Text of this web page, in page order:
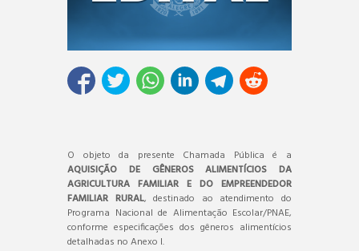
O objeto da presente Chamada Pública é a
AQUISIÇÃO DE GÊNEROS ALIMENTÍCIOS DA
AGRICULTURA FAMILIAR E DO EMPREENDEDOR
FAMILIAR RURAL, destinado ao atendimento do
Programa Nacional de Alimentação Escolar/PNAE,
conforme especificações dos gêneros alimentícios
detalhadas no Anexo I.